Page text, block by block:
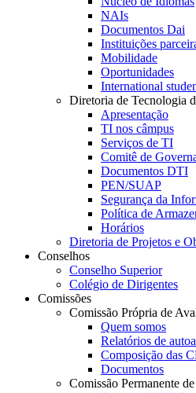
NAIs
Documentos Dai
Instituições
Mobilidade
Oportunidades
International
Diretoria de Tecnologia
Apresentação
TI nos câmpus
Serviços de TI
Comitê de
Documentos DTI
PEN/SUAP
Segurança da
Política de
Horários
Diretoria de Projetos e
Conselhos
Conselho Superior
Colégio de Dirigentes
Comissões
Comissão Própria de
Quem somos
Relatórios de
Composição das
Documentos
Comissão Permanente